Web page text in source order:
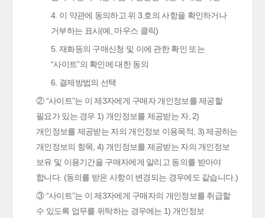
4. 이 약관에 동의하고 위 3.호의 사항을 확인하거나
거부하는 표시(예, 마우스 클릭)
5. 재화등의 구매신청 및 이에 관한 확인 또는
“사이트”의 확인에 대한 동의
6. 결제방법의 선택
② “사이트”는 이 제3자에게 구매자 개인정보를 제공할
필요가 있는 경우 1) 개인정보를 제공받는 자, 2)
개인정보를 제공받는 자의 개인정보 이용목적, 3) 제공하는
개인정보의 항목, 4) 개인정보를 제공받는 자의 개인정보
보유 및 이용기간을 구매자에게 알리고 동의를 받아야
합니다. (동의를 받은 사항이 변경되는 경우에도 같습니다.)
③ “사이트”는 이 제3자에게 구매자의 개인정보를 취급할
수 있도록 업무를 위탁하는 경우에는 1) 개인정보